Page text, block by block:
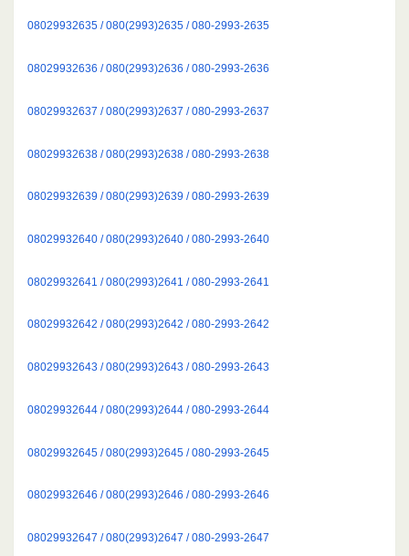
08029932635 / 080(2993)2635 / 080-2993-2635
08029932636 / 080(2993)2636 / 080-2993-2636
08029932637 / 080(2993)2637 / 080-2993-2637
08029932638 / 080(2993)2638 / 080-2993-2638
08029932639 / 080(2993)2639 / 080-2993-2639
08029932640 / 080(2993)2640 / 080-2993-2640
08029932641 / 080(2993)2641 / 080-2993-2641
08029932642 / 080(2993)2642 / 080-2993-2642
08029932643 / 080(2993)2643 / 080-2993-2643
08029932644 / 080(2993)2644 / 080-2993-2644
08029932645 / 080(2993)2645 / 080-2993-2645
08029932646 / 080(2993)2646 / 080-2993-2646
08029932647 / 080(2993)2647 / 080-2993-2647